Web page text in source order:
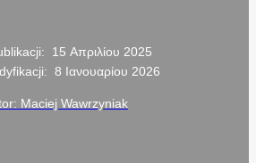
15 Απριλίου 2025
8 Ιανουαρίου 2026
Maciej Wawrzyniak